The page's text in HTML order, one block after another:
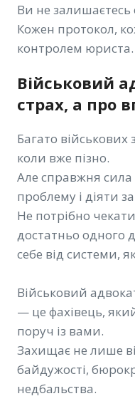
Ви не залишаєтесь
Кожен протокол,
контролем юриста.
Військовий
страх, а про
Багато
коли вже пізно.
Але справжня
проблему і діяти
Не потрібно
достатньо одного
себе від системи,
Військовий
— це фахівець,
поруч із вами.
Захищає не лише
байдужості,
недбальства.